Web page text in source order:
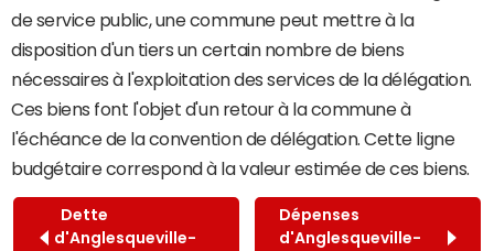
de service public, une commune peut mettre à la
disposition d'un tiers un certain nombre de biens
nécessaires à l'exploitation des services de la délégation.
Ces biens font l'objet d'un retour à la commune à
l'échéance de la convention de délégation. Cette ligne
budgétaire correspond à la valeur estimée de ces biens.
Dette
d'Anglesqueville-
Dépenses
d'Anglesqueville-